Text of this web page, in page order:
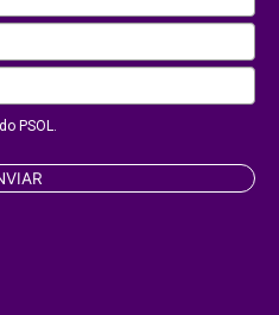
PSOL.